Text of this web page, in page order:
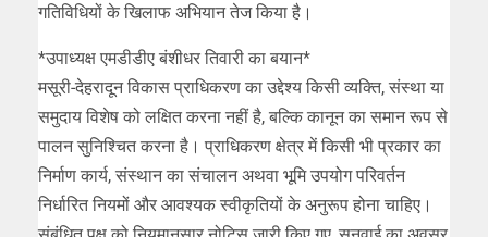
गतिविधियों के खिलाफ अभियान तेज किया है।
*उपाध्यक्ष एमडीडीए बंशीधर तिवारी का बयान*
मसूरी-देहरादून विकास प्राधिकरण का उद्देश्य किसी व्यक्ति, संस्था या
समुदाय विशेष को लक्षित करना नहीं है, बल्कि कानून का समान रूप से
पालन सुनिश्चित करना है। प्राधिकरण क्षेत्र में किसी भी प्रकार का
निर्माण कार्य, संस्थान का संचालन अथवा भूमि उपयोग परिवर्तन
निर्धारित नियमों और आवश्यक स्वीकृतियों के अनुरूप होना चाहिए।